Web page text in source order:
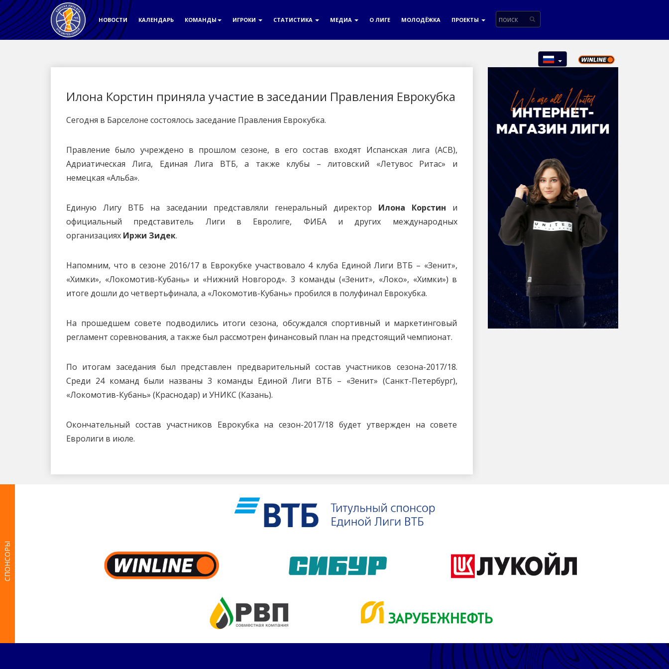
НОВОСТИ КАЛЕНДАРЬ КОМАНДЫ ИГРОКИ СТАТИСТИКА МЕДИА О ЛИГЕ МОЛОДЁЖКА ПРОЕКТЫ
Илона Корстин приняла участие в заседании Правления Еврокубка
Сегодня в Барселоне состоялось заседание Правления Еврокубка.
Правление было учреждено в прошлом сезоне, в его состав входят Испанская лига (ACB),
Адриатическая Лига, Единая Лига ВТБ, а также клубы – литовский «Летувос Ритас» и
немецкая «Альба».
Единую Лигу ВТБ на заседании представляли генеральный директор Илона Корстин и
официальный представитель Лиги в Евролиге, ФИБА и других международных
организациях Иржи Зидек.
Напомним, что в сезоне 2016/17 в Еврокубке участвовало 4 клуба Единой Лиги ВТБ – «Зенит»,
«Химки», «Локомотив-Кубань» и «Нижний Новгород». 3 команды («Зенит», «Локо», «Химки») в
итоге дошли до четвертьфинала, а «Локомотив-Кубань» пробился в полуфинал Еврокубка.
На прошедшем совете подводились итоги сезона, обсуждался спортивный и маркетинговый
регламент соревнования, а также был рассмотрен финансовый план на предстоящий чемпионат.
По итогам заседания был представлен предварительный состав участников сезона-2017/18.
Среди 24 команд были названы 3 команды Единой Лиги ВТБ – «Зенит» (Санкт-Петербург),
«Локомотив-Кубань» (Краснодар) и УНИКС (Казань).
Окончательный состав участников Еврокубка на сезон-2017/18 будет утвержден на совете
Евролиги в июле.
СПОНСОРЫ